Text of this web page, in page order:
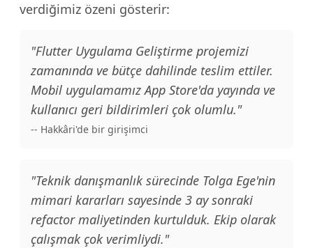
verdiğimiz özeni gösterir:
"Flutter Uygulama Geliştirme projemizi
zamanında ve bütçe dahilinde teslim ettiler.
Mobil uygulamamız App Store'da yayında ve
kullanıcı geri bildirimleri çok olumlu."
-- Hakkâri'de bir girişimci
"Teknik danışmanlık sürecinde Tolga Ege'nin
mimari kararları sayesinde 3 ay sonraki
refactor maliyetinden kurtulduk. Ekip olarak
çalışmak çok verimliydi."